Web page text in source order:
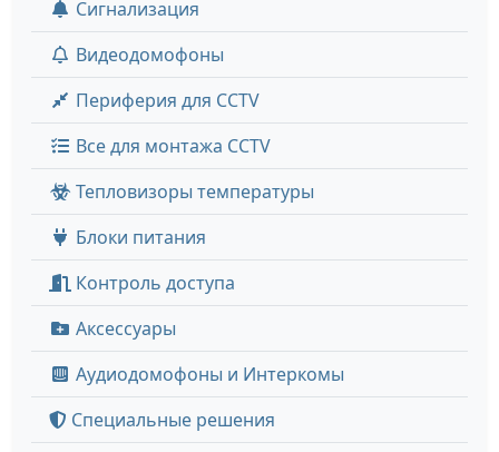
Сигнализация
Видеодомофоны
Периферия для CCTV
Все для монтажа CCTV
Тепловизоры температуры
Блоки питания
Контроль доступа
Аксессуары
Аудиодомофоны и Интеркомы
Специальные решения